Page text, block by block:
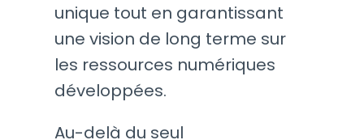
unique tout en garantissant
une vision de long terme sur
les ressources numériques
développées.
Au-delà du seul